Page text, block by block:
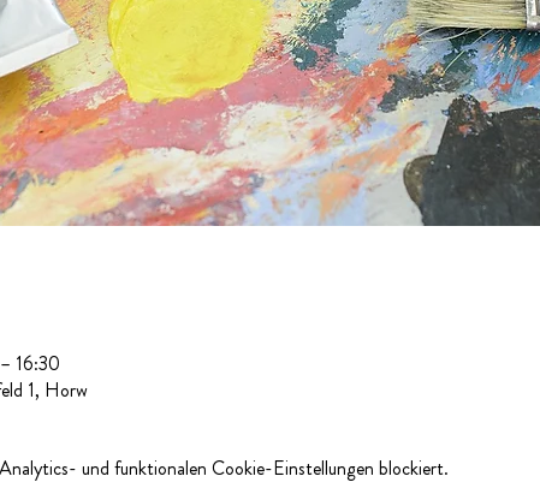
16:30
1, Horw
und funktionalen Cookie-Einstellungen blockiert.